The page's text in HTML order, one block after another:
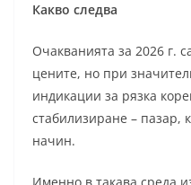
Какво следва
Очакванията за 2026 г.
цените, но при
индикации за рязка
стабилизиране – пазар,
начин.